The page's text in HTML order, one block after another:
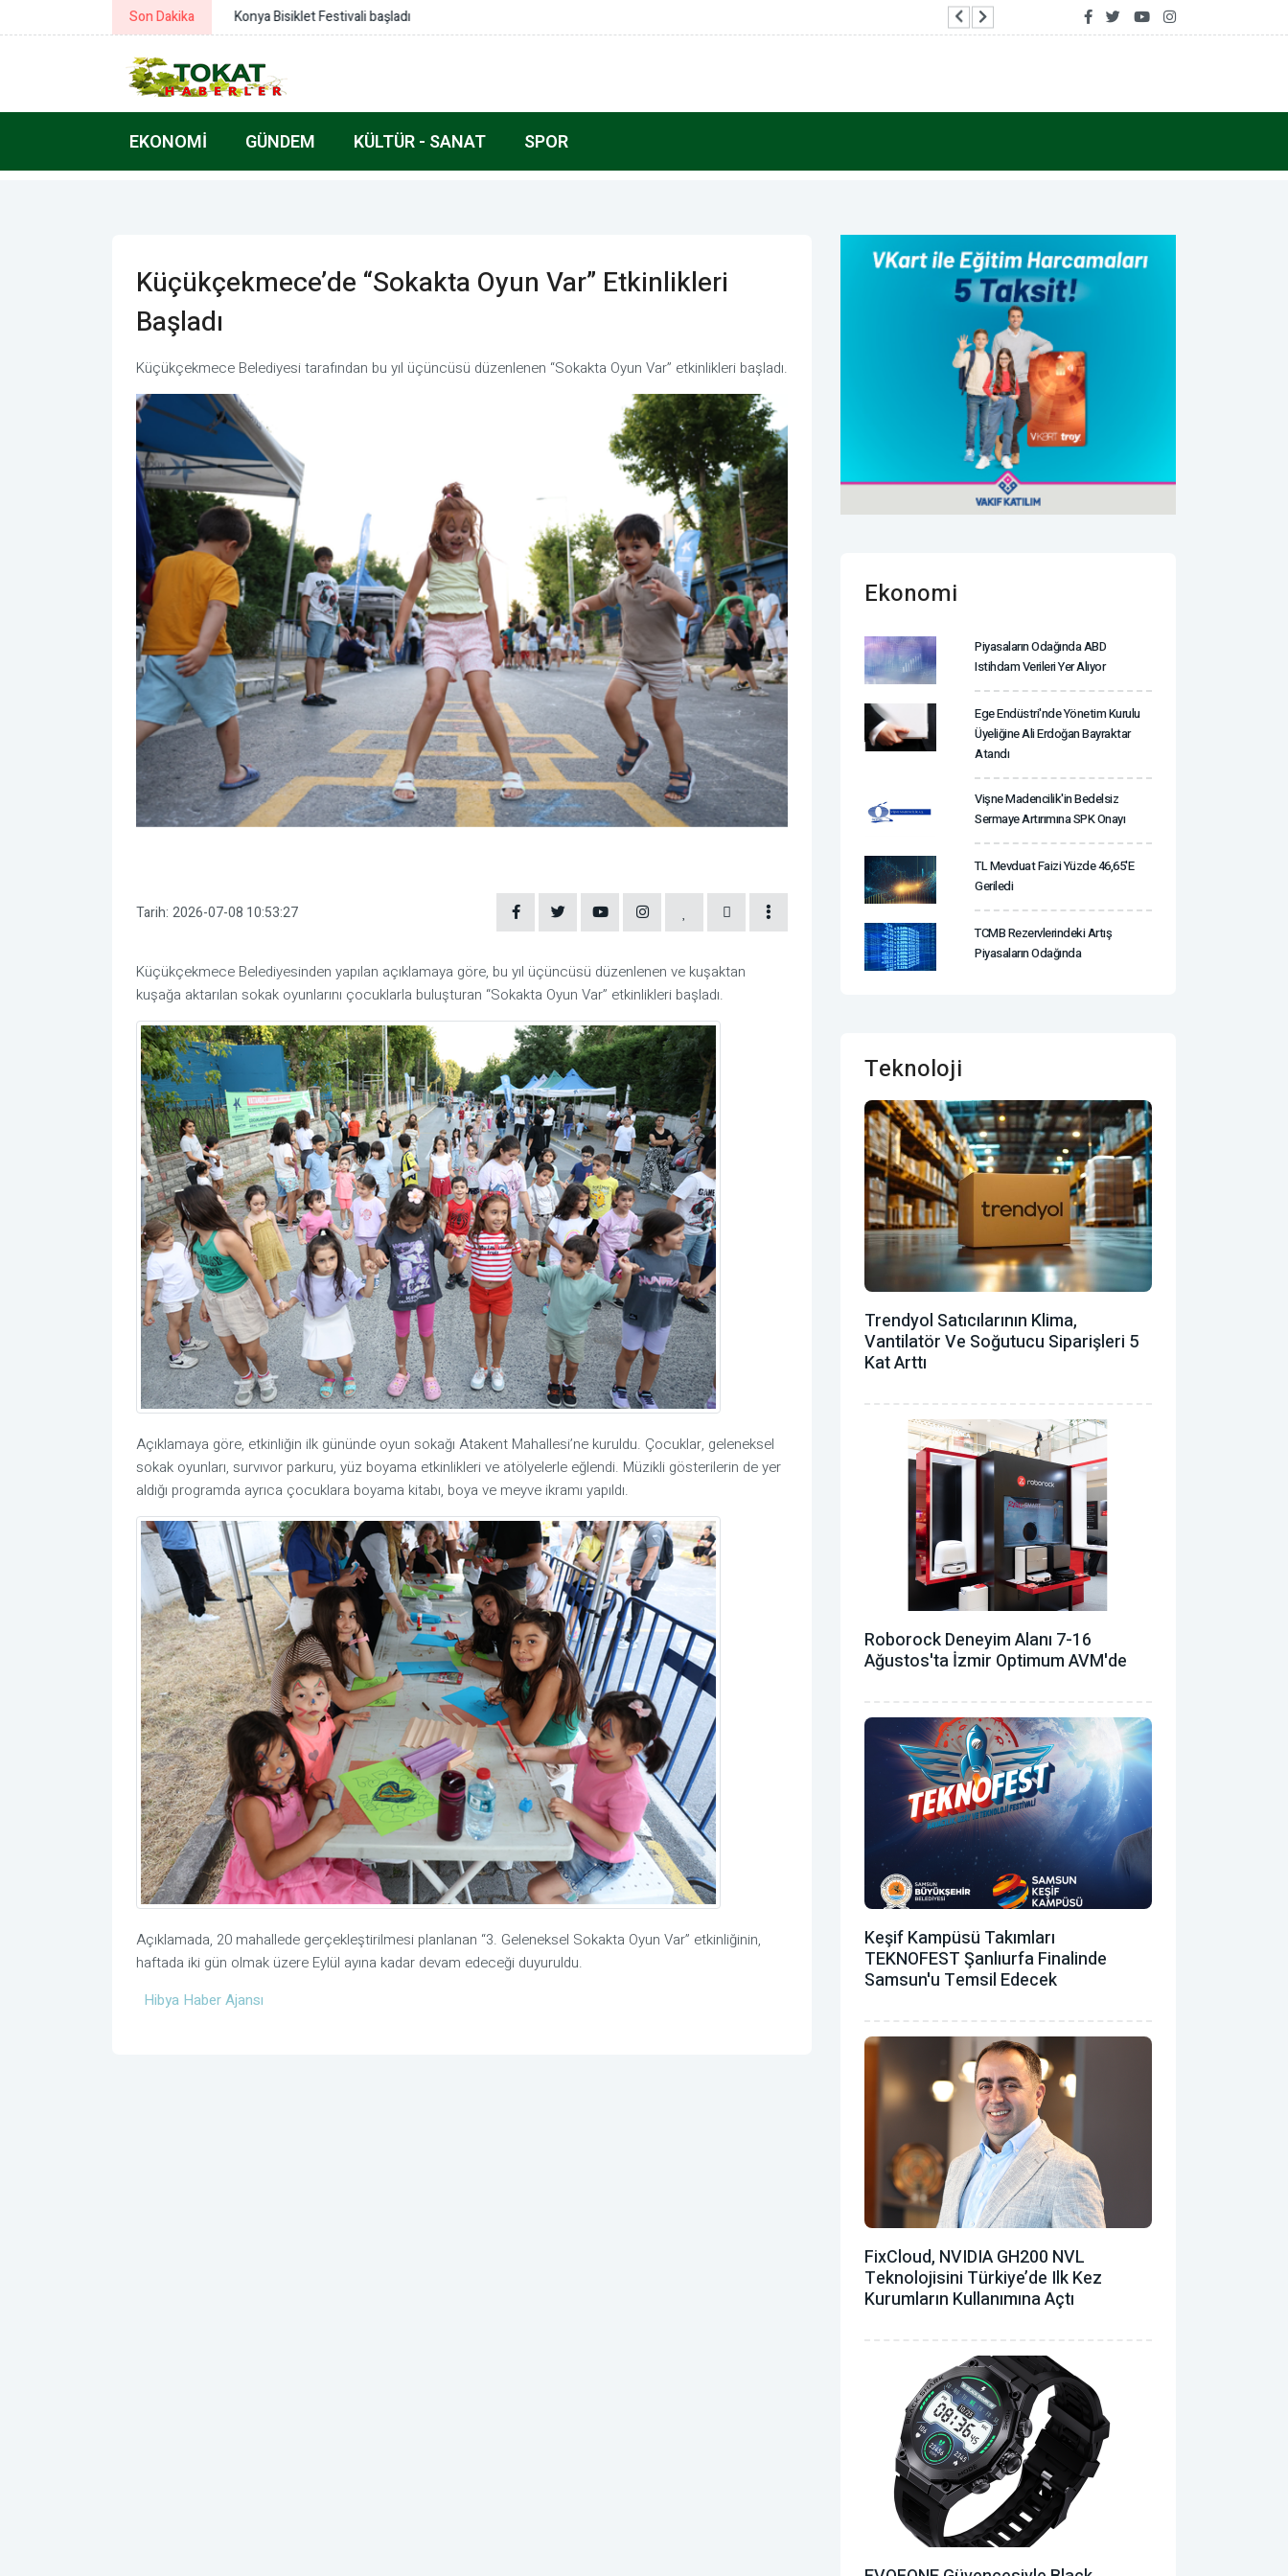
Son Dakika Konya Bisiklet Festivali başladı Antalya’da yangından etkilenen üreticilere
EKONOMI GÜNDEM KÜLTÜR - SANAT SPOR
Küçükçekmece’de “Sokakta Oyun Var” Etkinlikleri
Başladı
Küçükçekmece Belediyesi tarafından bu yıl üçüncüsü düzenlenen “Sokakta Oyun Var” etkinlikleri başladı.
Tarih: 2026-07-08 10:53:27
Küçükçekmece Belediyesinden yapılan açıklamaya göre, bu yıl üçüncüsü düzenlenen ve kuşaktan
kuşağa aktarılan sokak oyunlarını çocuklarla buluşturan “Sokakta Oyun Var” etkinlikleri başladı.
Açıklamaya göre, etkinliğin ilk gününde oyun sokağı Atakent Mahallesi’ne kuruldu. Çocuklar, geleneksel
sokak oyunları, survıvor parkuru, yüz boyama etkinlikleri ve atölyelerle eğlendi. Müzikli gösterilerin de yer
aldığı programda ayrıca çocuklara boyama kitabı, boya ve meyve ikramı yapıldı.
Açıklamada, 20 mahallede gerçekleştirilmesi planlanan “3. Geleneksel Sokakta Oyun Var” etkinliğinin,
haftada iki gün olmak üzere Eylül ayına kadar devam edeceği duyuruldu.
Hibya Haber Ajansı
Ekonomi
Piyasaların Odağında ABD
Istihdam Verileri Yer Alıyor
Ege Endüstri'nde Yönetim Kurulu
Üyeliğine Ali Erdoğan Bayraktar
Atandı
Vişne Madencilik'in Bedelsiz
Sermaye Artırımına SPK Onayı
TL Mevduat Faizi Yüzde 46,65'e
Geriledi
TCMB Rezervlerindeki Artış
Piyasaların Odağında
Teknoloji
Trendyol Satıcılarının Klima,
Vantilatör ‎ve Soğutucu Siparişleri 5
Kat Arttı
Roborock Deneyim Alanı 7-16
Ağustos'ta İzmir Optimum AVM'de
Keşif Kampüsü Takımları
TEKNOFEST Şanlıurfa Finalinde
Samsun'u Temsil Edecek
FixCloud, NVIDIA GH200 NVL
Teknolojisini Türkiye’de Ilk Kez
Kurumların Kullanımına Açtı